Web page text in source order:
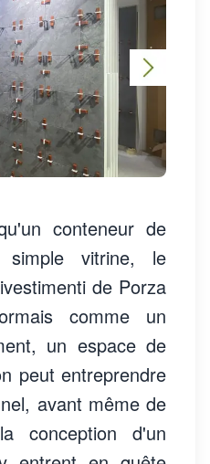
conteneur de
vitrine, le
de Porza
comme un
un espace de
peut entreprendre
avant même de
conception d'un